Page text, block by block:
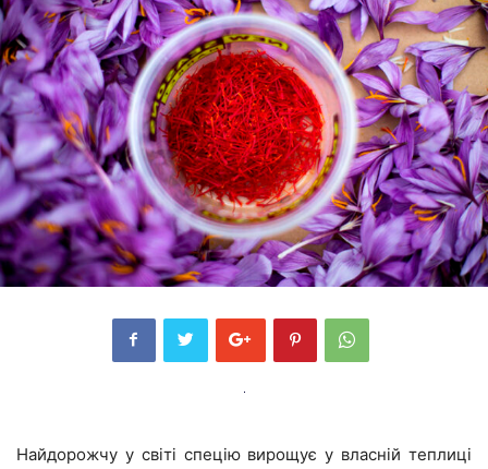
Найдорожчу у світі спецію вирощує у власній теплиці